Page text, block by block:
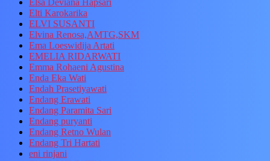
Elsa Deviana Hapsari
Elti Karokarika
ELVI SUSANTI
Elvina Renosa,AMTG,SKM
Ema Loeswidija Artati
EMELIA RIDARWATI
Emma Rohaeni Agustina
Enda Eka Wati
Endah Prasetiyawati
Endang Erawati
Endang Paramita Sari
Endang puryanti
Endang Retno Wulan
Endang Tri Hartati
eni rinjani